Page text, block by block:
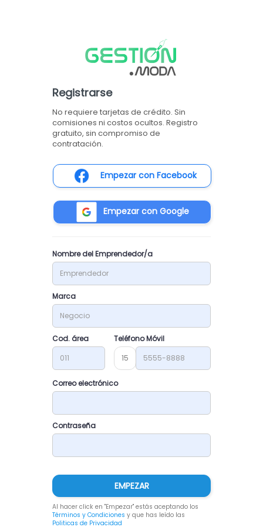
Registrarse
No requiere tarjetas de crédito. Sin
comisiones ni costos ocultos. Registro
gratuito, sin compromiso de
contratación.
Empezar con Facebook
Empezar con Google
Nombre del Emprendedor/a
Marca
Cod. área
Teléfono Móvil
15
Correo electrónico
Contraseña
EMPEZAR
Al hacer click en "Empezar" estás aceptando los
Términos y Condiciones y que has leído las
Politicas de Privacidad